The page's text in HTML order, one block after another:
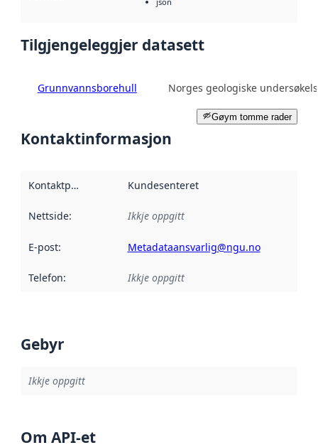
Tilgjengeleggjer datasett
Grunnvannsborehull Norges geologiske
Gøym tomme rader
Kontaktinformasjon
Kontaktpunkt Kundesenteret
Nettside: Ikkje oppgitt
E-post: Metadataansvarlig@ngu.no
Telefon: Ikkje oppgitt
Gebyr
Ikkje oppgitt
Om API-et